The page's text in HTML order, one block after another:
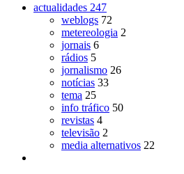
actualidades 247
weblogs 72
metereologia 2
jornais 6
rádios 5
jornalismo 26
notícias 33
tema 25
info tráfico 50
revistas 4
televisão 2
media alternativos 22